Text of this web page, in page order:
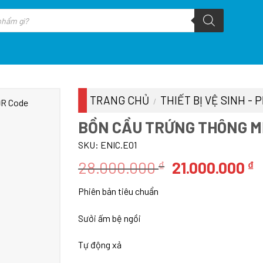
TRANG CHỦ / THIẾT BỊ VỆ SINH -
BỒN CẦU TRỨNG THÔNG
SKU: ENIC.E01
28.000.000₫ Giá
21.000.000 ₫
Phiên bản tiêu chuẩn
Sưởi ấm bệ ngồi
Tự động xả